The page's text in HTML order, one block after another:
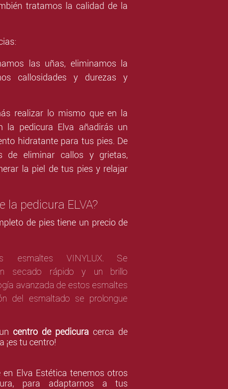
tratamos la calidad de la
las uñas, eliminamos la
callosidades y durezas y
realizar lo mismo que en la
la pedicura Elva añadirás un
hidratante para tus pies. De
de eliminar callos y grietas,
la piel de tus pies y relajar
la pedicura ELVA?
de pies tiene un precio de
esmaltesVINYLUX. Se
secado rápido y un brillo
avanzada de estos esmaltes
del esmaltado se prolongue
uncentro de pedicura cerca de
¡es tu centro!
Elva Estética tenemos otros
para adaptarnos a tus